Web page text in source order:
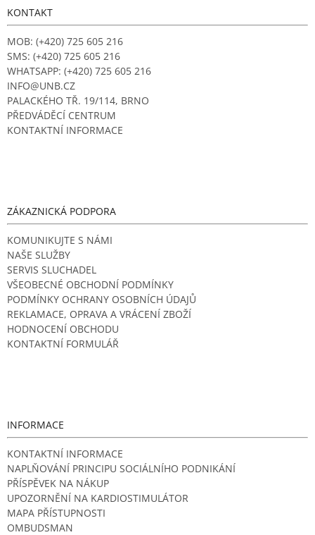
KONTAKT
MOB: (+420) 725 605 216
SMS: (+420) 725 605 216
WHATSAPP: (+420) 725 605 216
INFO@UNB.CZ
PALACKÉHO TŘ. 19/114, BRNO
PŘEDVÁDĚCÍ CENTRUM
KONTAKTNÍ INFORMACE
ZÁKAZNICKÁ PODPORA
KOMUNIKUJTE S NÁMI
NAŠE SLUŽBY
SERVIS SLUCHADEL
VŠEOBECNÉ OBCHODNÍ PODMÍNKY
PODMÍNKY OCHRANY OSOBNÍCH ÚDAJŮ
REKLAMACE, OPRAVA A VRÁCENÍ ZBOŽÍ
HODNOCENÍ OBCHODU
KONTAKTNÍ FORMULÁŘ
INFORMACE
KONTAKTNÍ INFORMACE
NAPLŇOVÁNÍ PRINCIPU SOCIÁLNÍHO PODNIKÁNÍ
PŘÍSPĚVEK NA NÁKUP
UPOZORNĚNÍ NA KARDIOSTIMULÁTOR
MAPA PŘÍSTUPNOSTI
OMBUDSMAN